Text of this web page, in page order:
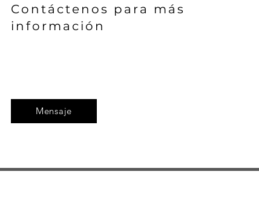
Contáctenos para más
información
Mensaje